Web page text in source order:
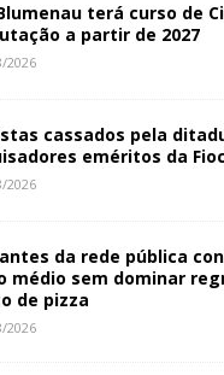
Blumenau terá curso de
a partir de 2027
2026
cassados pela
eméritos da
2026
da rede pública
médio sem dominar
de pizza
2026